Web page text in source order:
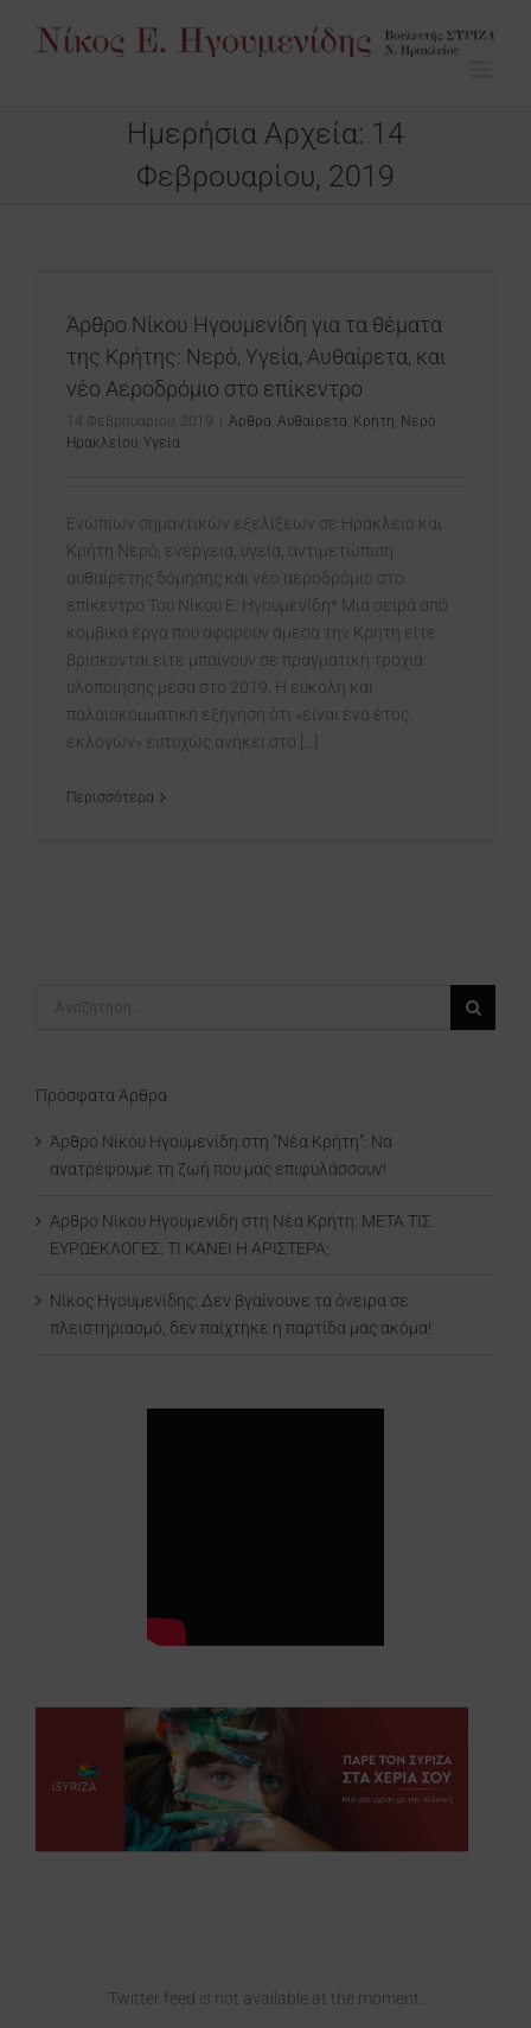
Ημερήσια Αρχεία: 14
Φεβρουαρίου, 2019
Άρθρο Νίκου Ηγουμενίδη για τα θέματα
της Κρήτης: Νερό, Υγεία, Αυθαίρετα, και
νέο Αεροδρόμιο στο επίκεντρο
14 Φεβρουαρίου, 2019 Άρθρα Αυθαίρετα Κρήτη Νερό
Ηρακλείου Υγεία
Ενώπιων σημαντικών εξελίξεων σε Ηράκλειο και
Κρήτη Νερό, ενέργεια, υγεία, αντιμετώπιση
αυθαίρετης δόμησης και νέο αεροδρόμιο στο
επίκεντρο Του Νίκου Ε. Ηγουμενίδη* Μια σειρά από
κομβικά έργα που αφορούν άμεσα την Κρήτη είτε
βρίσκονται είτε μπαίνουν σε πραγματική τροχιά
υλοποίησης μέσα στο 2019. H εύκολη και
παλαιοκομματική εξήγηση ότι «είναι ένα έτος
εκλογών» ευτυχώς ανήκει στο [...]
Περισσότερα
Πρόσφατα Άρθρα
Άρθρο Νίκου Ηγουμενίδη στη “Νέα Κρήτη”: Να
ανατρέψουμε τη ζωή που μας επιφυλάσσουν!
Άρθρο Νίκου Ηγουμενίδη στη Νέα Κρήτη: ΜΕΤΑ ΤΙΣ
ΕΥΡΩΕΚΛΟΓΕΣ: ΤΙ ΚΑΝΕΙ Η ΑΡΙΣΤΕΡΑ;
Νίκος Ηγουμενίδης: Δεν βγαίνουνε τα όνειρα σε
πλειστηριασμό, δεν παίχτηκε η παρτίδα μας ακόμα!
Twitter feed is not available at the moment.